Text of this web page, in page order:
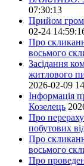
07:30:13
Прийом
02-24
Про
восьмого
Засідання
житлового
2026-02-09
Інформація
Козелець
Про
побутових
Про
восьмого
Про